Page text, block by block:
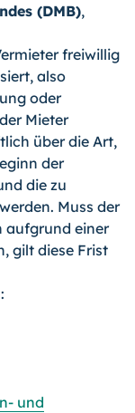
(DMB),
freiwillig
also
oder
Mieter
über die Art,
der
die zu
Muss der
aufgrund einer
gilt diese Frist
und